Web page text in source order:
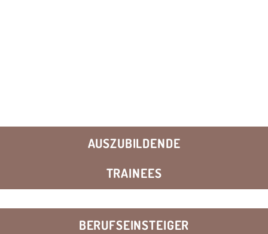
AUSZUBILDENDE
TRAINEES
BERUFSEINSTEIGER